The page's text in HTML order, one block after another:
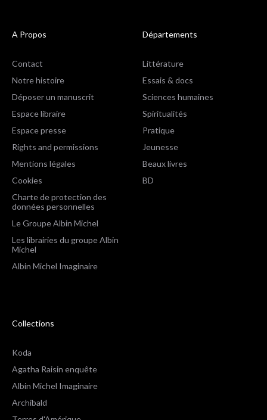
A Propos
Contact
Notre histoire
Déposer un manuscrit
Espace libraire
Espace presse
Rights and permissions
Mentions légales
Cookies
Charte de protection des
données personnelles
Le Groupe Albin Michel
Les librairies du groupe Albin
Michel
Albin Michel Imaginaire
Départements
Littérature
Essais & docs
Sciences humaines
Spiritualités
Pratique
Jeunesse
Beaux livres
BD
Collections
Koda
Agatha Raisin enquête
Albin Michel Imaginaire
Archibald